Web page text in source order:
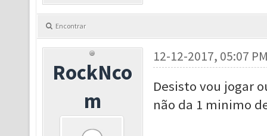
Encontrar
RockNco
m
12-12-2017, 05:07
Desisto vou jogar
não da 1 minimo